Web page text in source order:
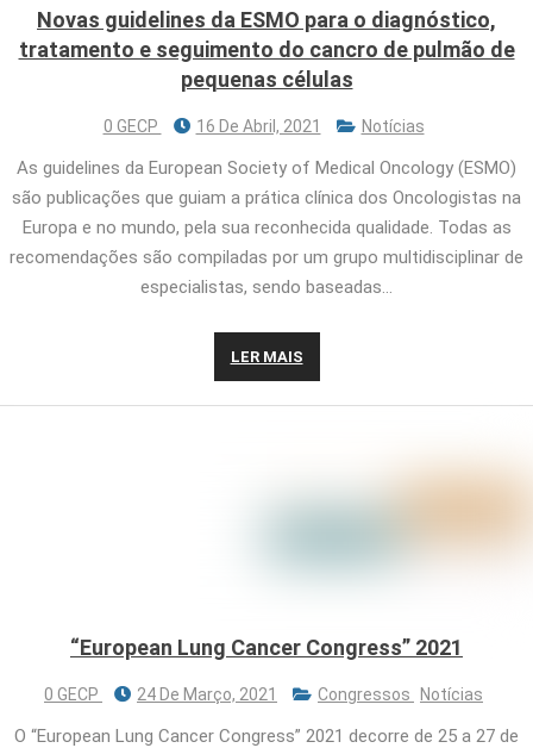
Novas guidelines da ESMO para o diagnóstico,
tratamento e seguimento do cancro de pulmão de
pequenas células
0 GECP 16 De Abril, 2021 Notícias
As guidelines da European Society of Medical Oncology (ESMO)
são publicações que guiam a prática clínica dos Oncologistas na
Europa e no mundo, pela sua reconhecida qualidade. Todas as
recomendações são compiladas por um grupo multidisciplinar de
especialistas, sendo baseadas…
LER MAIS
“European Lung Cancer Congress” 2021
0 GECP 24 De Março, 2021 Congressos Notícias
O “European Lung Cancer Congress” 2021 decorre de 25 a 27 de